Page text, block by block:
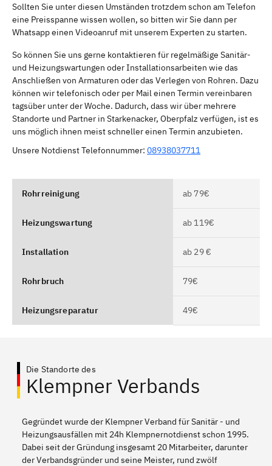
Sollten Sie unter diesen Umständen trotzdem schon am Telefon
eine Preisspanne wissen wollen, so bitten wir Sie dann per
Whatsapp einen Videoanruf mit unserem Experten zu starten.
So können Sie uns gerne kontaktieren für regelmäßige Sanitär-
und Heizungswartungen oder Installationsarbeiten wie das
Anschließen von Armaturen oder das Verlegen von Rohren. Dazu
können wir telefonisch oder per Mail einen Termin vereinbaren
tagsüber unter der Woche. Dadurch, dass wir über mehrere
Standorte und Partner in Starkenacker, Oberpfalz verfügen, ist es
uns möglich ihnen meist schneller einen Termin anzubieten.
Unsere Notdienst Telefonnummer: 08938037711
Rohrreinigung ab 79€
Heizungswartung ab 119€
Installation ab 29 €
Rohrbruch 79€
Heizungsreparatur 49€
Die Standorte des
Klempner Verbands
Gegründet wurde der Klempner Verband für Sanitär - und
Heizungsausfällen mit 24h Klempnernotdienst schon 1995.
Dabei seit der Gründung insgesamt 20 Mitarbeiter, darunter
der Verbandsgründer und seine Meister, rund zwölf